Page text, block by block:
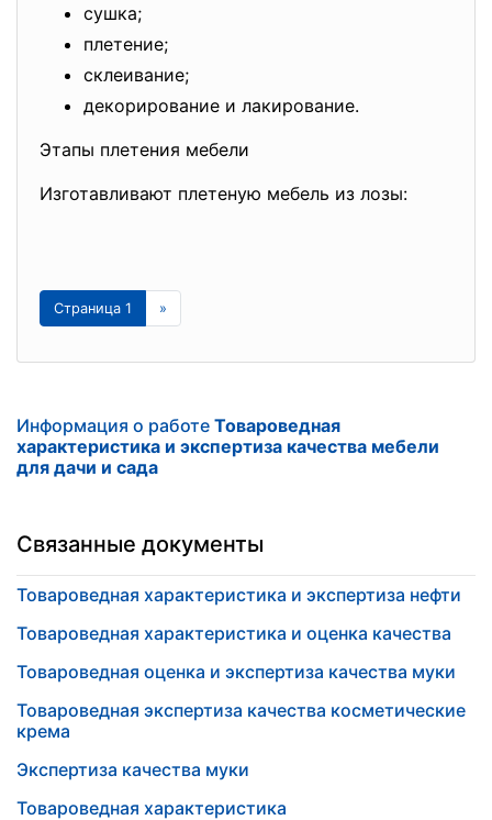
сушка;
плетение;
склеивание;
декорирование и лакирование.
Этапы плетения мебели
Изготавливают плетеную мебель из лозы:
Страница 1 »
Информация о работе Товароведная
характеристика и экспертиза качества мебели
для дачи и сада
Связанные документы
Товароведная характеристика и экспертиза нефти
Товароведная характеристика и оценка качества
Товароведная оценка и экспертиза качества муки
Товароведная экспертиза качества косметические
крема
Экспертиза качества муки
Товароведная характеристика